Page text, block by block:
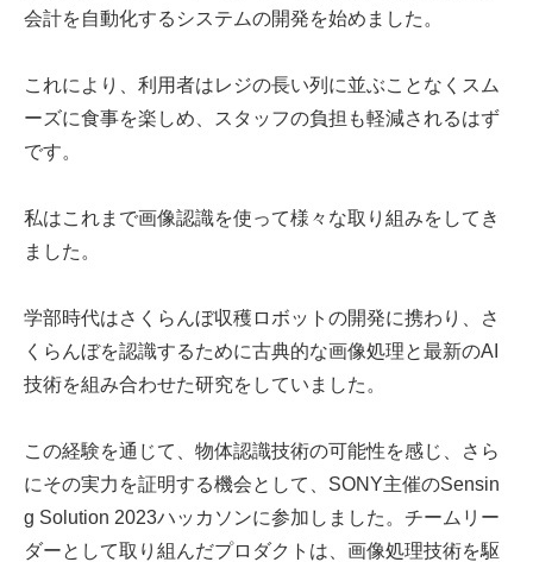
会計を自動化するシステムの開発を始めました。
これにより、利用者はレジの長い列に並ぶことなくスム
ーズに食事を楽しめ、スタッフの負担も軽減されるはず
です。
私はこれまで画像認識を使って様々な取り組みをしてき
ました。
学部時代はさくらんぼ収穫ロボットの開発に携わり、さ
くらんぼを認識するために古典的な画像処理と最新のAI
技術を組み合わせた研究をしていました。
この経験を通じて、物体認識技術の可能性を感じ、さら
にその実力を証明する機会として、SONY主催のSensin
g Solution 2023ハッカソンに参加しました。チームリー
ダーとして取り組んだプロダクトは、画像処理技術を駆